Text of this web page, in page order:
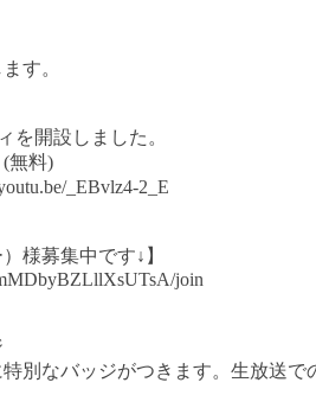
す。
を開設しました。
無料)
_EBvlz4-2_E
様募集中です↓】
join
別なバッジがつきます。生放送で